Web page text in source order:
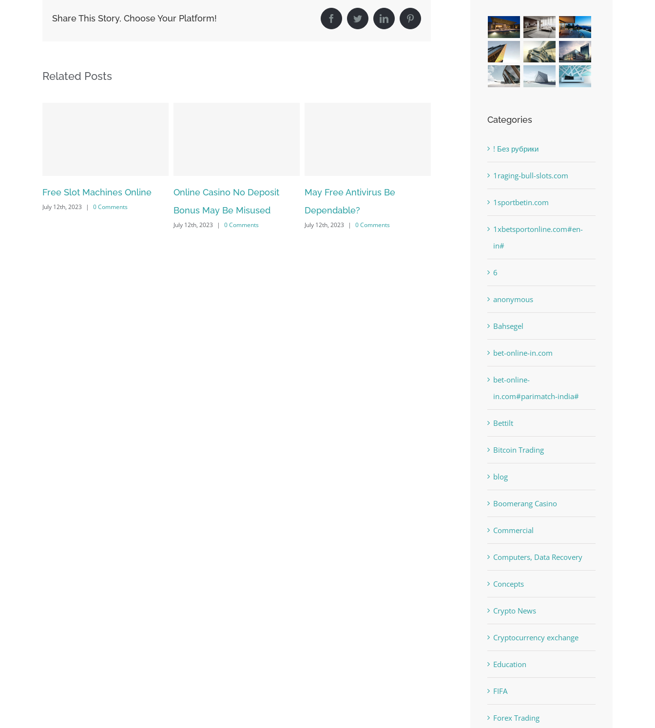
Share This Story, Choose Your Platform! FacebookTwitterLinkedIn Pinterest
Related Posts
Online Casino No Deposit
Bonus May Be Misused
May Free Antivirus Be
Dependable?
July 12th, 2023 | 0 Comments
The very best VPN Service
providers
July 12th, 2023 | 0 Comments
The Best Casino Game –
Where to Begin and What to
Do before you start gambling
| 0 Comments
Categories
! Без рубрики
1raging-bull-slots.com
1sportbetin.com
1xbetsportonline.com#en-
in#
6
anonymous
Bahsegel
bet-online-in.com
bet-online-
in.com#parimatch-india#
Bettilt
Bitcoin Trading
blog
Boomerang Casino
Commercial
Computers, Data Recovery
Concepts
Crypto News
Cryptocurrency exchange
Education
FIFA
Forex Trading